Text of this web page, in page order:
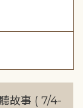
故事 ( 7/4-